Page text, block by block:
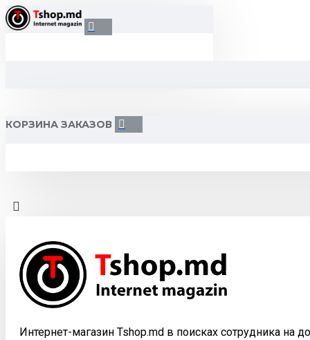
КОРЗИНА ЗАКАЗОВ
Интернет-магазин Tshop.md в поисках сотрудника на